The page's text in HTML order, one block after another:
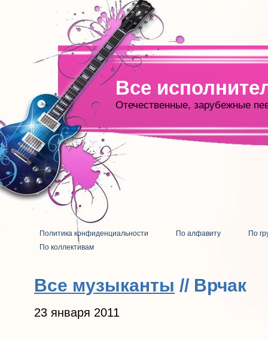
Все
Отечественные, зарубежные
Политика конфиденциальности По алфавиту
По
По коллективам
Все музыканты // Врчак
23 января 2011